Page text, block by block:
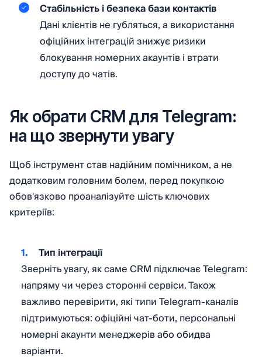
Стабільність і безпека бази контактів
Дані клієнтів не губляться, а використання
офіційних інтеграцій знижує ризики
блокування номерних акаунтів і втрати
доступу до чатів.
Як обрати CRM для Telegram:
на що звернути увагу
Щоб інструмент став надійним помічником, а не
додатковим головним болем, перед покупкою
обов'язково проаналізуйте шість ключових
критеріїв:
Тип інтеграції
Зверніть увагу, як саме CRM підключає Telegram:
напряму чи через сторонні сервіси. Також
важливо перевірити, які типи Telegram-каналів
підтримуються: офіційні чат-боти, персональні
номерні акаунти менеджерів або обидва
варіанти.